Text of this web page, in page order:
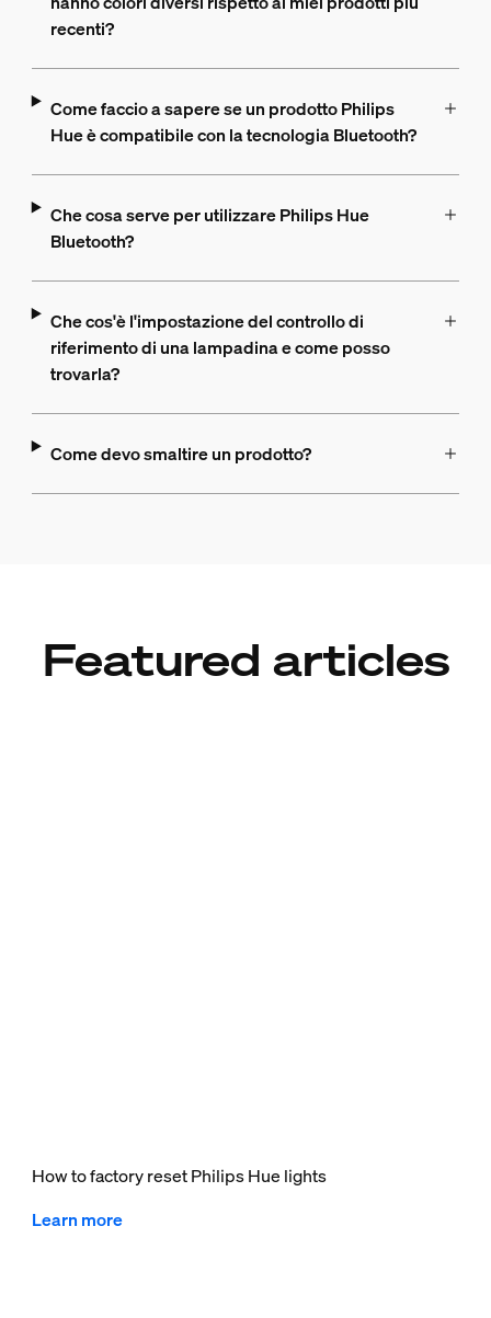
recenti?
Come faccio a sapere se un prodotto Philips
Hue è compatibile con la tecnologia Bluetooth?
Che cosa serve per utilizzare Philips Hue
Bluetooth?
Che cos'è l'impostazione del controllo di
riferimento di una lampadina e come posso
trovarla?
Come devo smaltire un prodotto?
Featured articles
How to factory reset Philips Hue lights
Learn more